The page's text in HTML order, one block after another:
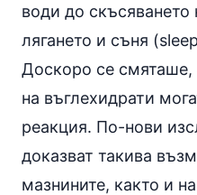
води до
лягането и съня
Доскоро се смяташе,
на въглехидрати
реакция. По-нови
доказват такива
мазнините, както и